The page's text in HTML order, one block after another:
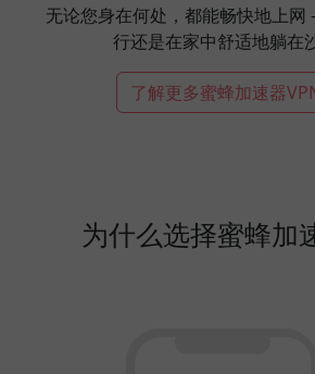
无论您身在何处，都能畅快地上网
行还是在家中舒适地躺在
了解更多蜜蜂加速器
为什么选择蜜蜂加